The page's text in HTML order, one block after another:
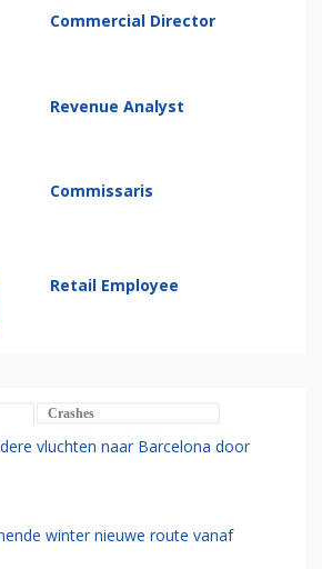
Commercial Director
Revenue Analyst
Commissaris
Retail Employee
Crashes
vluchten naar Barcelona door
winter nieuwe route vanaf